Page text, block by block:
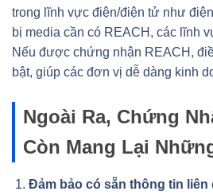
trong lĩnh vực điện/điện tử như
bị media cần có REACH, các lĩnh
Nếu được chứng nhận REACH,
bật, giúp các đơn vị dễ dàng kinh
Ngoài Ra, Chứng
Còn Mang Lại
Đảm bảo có sẵn thông tin liên